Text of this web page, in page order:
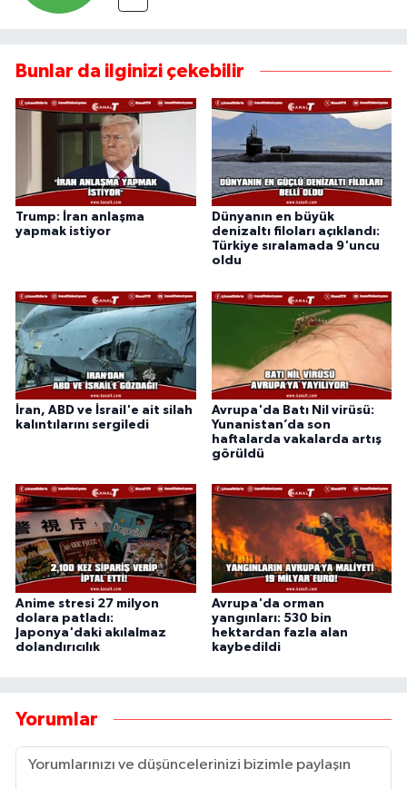
Bunlar da ilginizi çekebilir
Trump: İran anlaşma
yapmak istiyor
Dünyanın en büyük
denizaltı filoları açıklandı:
Türkiye sıralamada 9'uncu
oldu
İran, ABD ve İsrail'e ait silah
kalıntılarını sergiledi
Avrupa'da Batı Nil virüsü:
Yunanistan’da son
haftalarda vakalarda artış
görüldü
Anime stresi 27 milyon
dolara patladı:
Japonya'daki akılalmaz
dolandırıcılık
Avrupa'da orman
yangınları: 530 bin
hektardan fazla alan
kaybedildi
Yorumlar